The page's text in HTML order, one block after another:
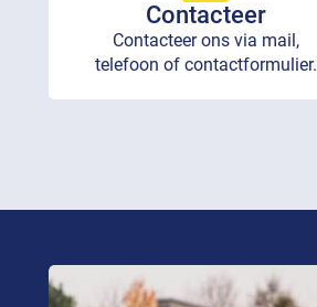
Contacteer
Contacteer ons via mail,
telefoon of contactformulier.